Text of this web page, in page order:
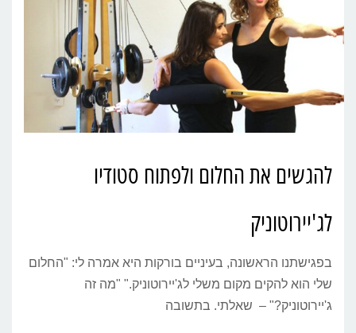
להגשים את החלום ולפתוח סטודיו
לג'יירוטוניק
בפגישתנו הראשונה, בעיניים בורקות היא אמרה לי: "החלום
שלי הוא להקים מקום משלי לג'יירוטוניק." "מה זה
ג'יירוטוניק?" – שאלתי. בתשובה